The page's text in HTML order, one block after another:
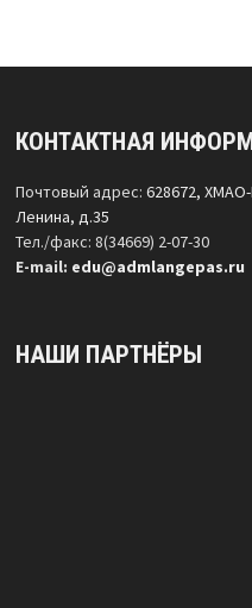
КОНТАКТНАЯ
Почтовый адрес: 628672,
Ленина, д.35
Тел./факс: 8(34669) 2-07-30
Е-mail: edu@admlangepas.ru
НАШИ ПАРТНЁРЫ